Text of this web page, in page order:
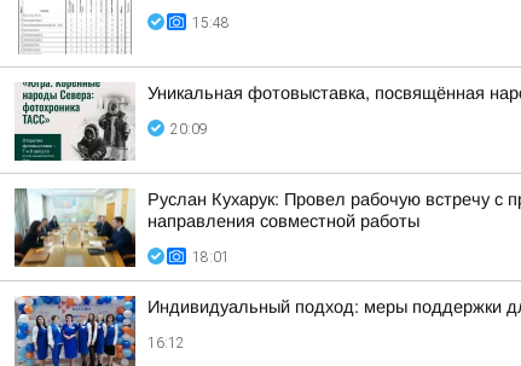
15:48
Уникальная фотовыставка, посвящённая
20:09
Руслан Кухарук: Провел рабочую встречу с
направления совместной работы
18:01
Индивидуальный подход: меры поддержки
16:12